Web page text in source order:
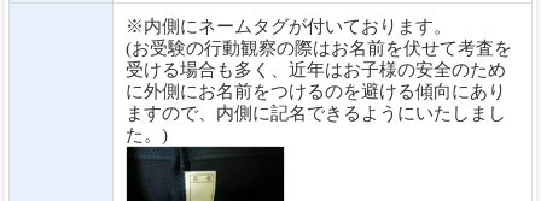
※内側にネームタグが付いております。
(お受験の行動観察の際はお名前を伏せて考査を
受ける場合も多く、近年はお子様の安全のため
に外側にお名前をつけるのを避ける傾向にあり
ますので、内側に記名できるようにいたしまし
た。)